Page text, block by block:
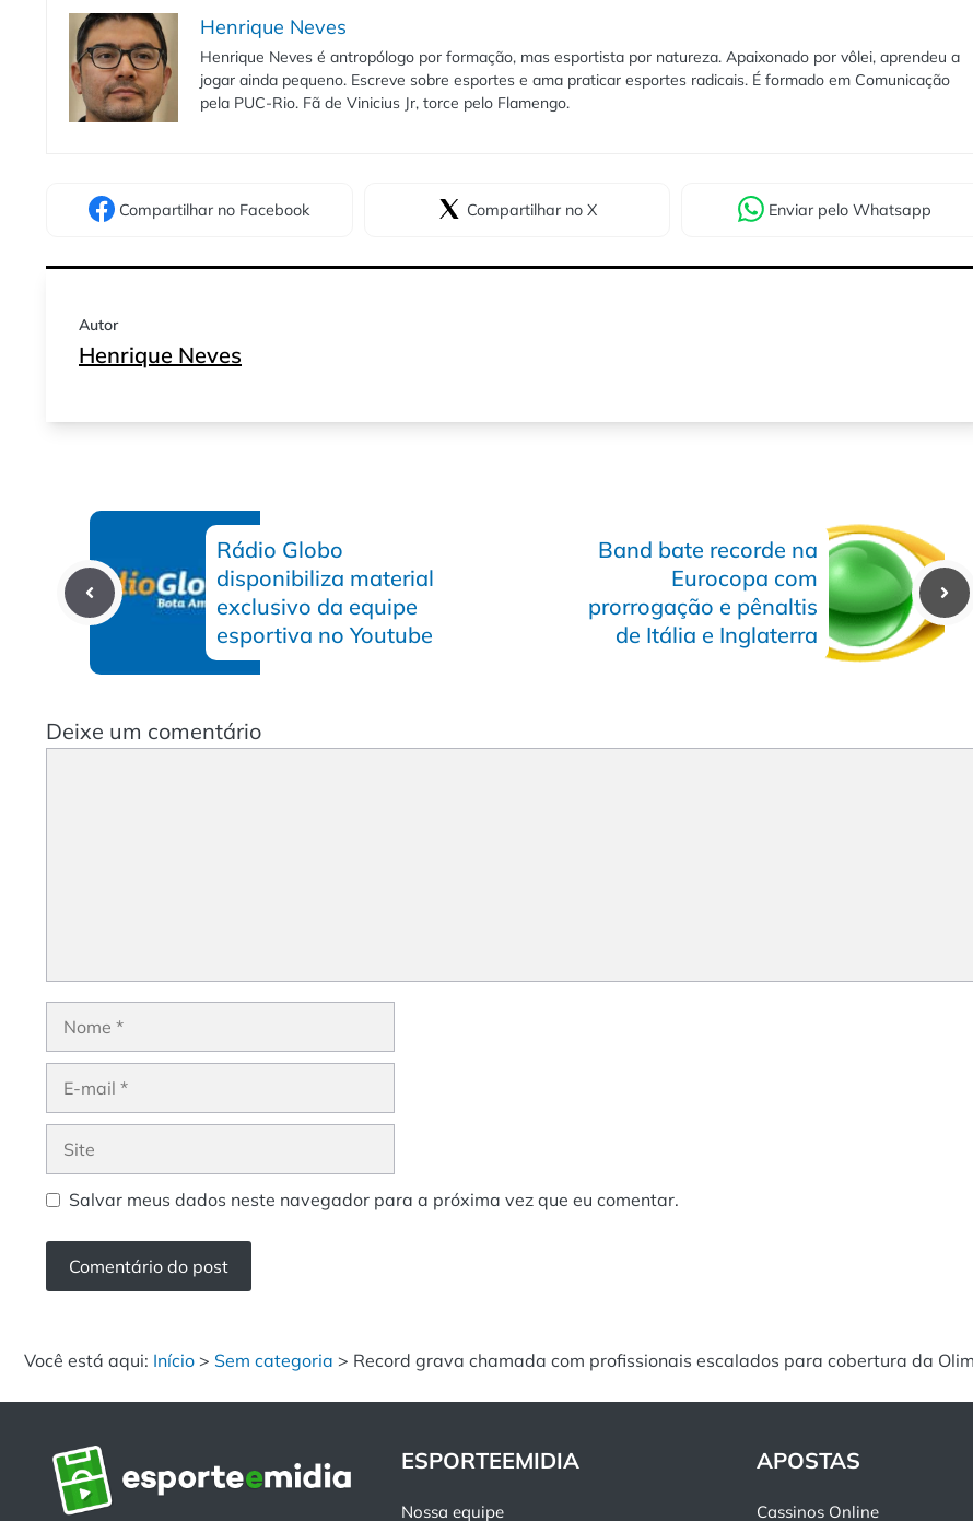
Henrique Neves
Henrique Neves é antropólogo por formação, mas esportista por natureza. Apaixonado por vôlei, aprendeu a
jogar ainda pequeno. Escreve sobre esportes e ama praticar esportes radicais. É formado em Comunicação
pela PUC-Rio. Fã de Vinicius Jr, torce pelo Flamengo.
Compartilhar no Facebook Compartilhar no X Enviar pelo Whatsapp
Autor
Henrique Neves
Rádio Globo
disponibiliza material
exclusivo da equipe
esportiva no Youtube
Band bate recorde na
Eurocopa com
prorrogação e pênaltis
de Itália e Inglaterra
Deixe um comentário
Nome
Site
Salvar meus dados neste navegador para a próxima vez que eu comentar.
Você está aqui: Início > Sem categoria > Record grava chamada com profissionais escalados para cobertura da
ESPORTEEMIDIA
Nossa equipe
APOSTAS
Cassinos Online